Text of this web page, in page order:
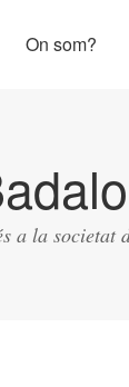
On som?
a la societat